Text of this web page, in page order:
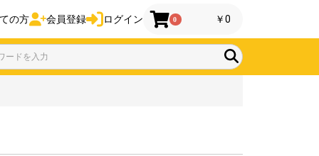
の方 会員登録 ログイン 0 ￥0